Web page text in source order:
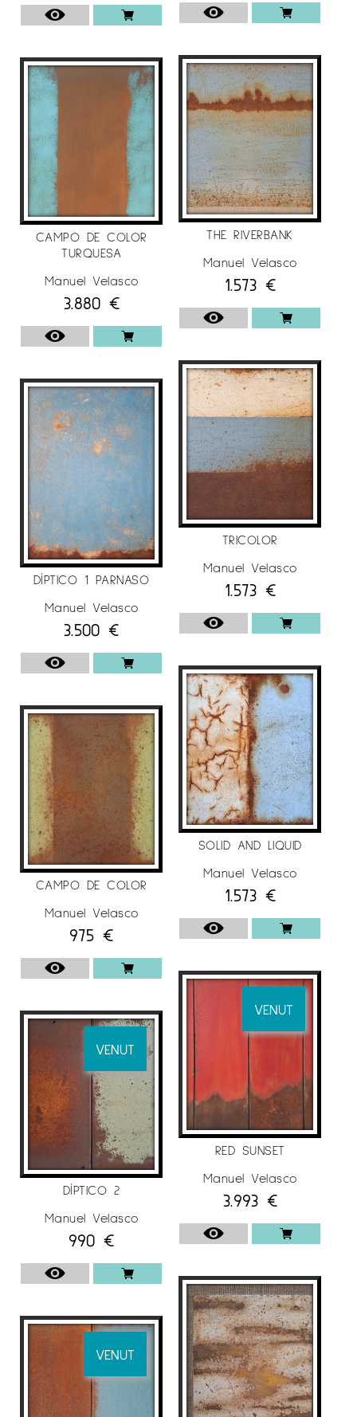
Centre Cultural Blanquerna (Madrid), Galeria
(Vigo), Galeria Sicart (Vilafranca del Penedès),
Gallery 55 (Bangkok, Tailàndia), Galeria Brocense
(Càceres), Galeria María Llanos (Càceres),
Col·legi Oficial d’Arquitectes d’Extremadura
(Badajoz), Galeria Gresol (Madrid).
Per a més informació de l’artistaManuel
Velasco
Espai Cavallers Gallery
CAMPO DE COLOR
TURQUESA
Manuel Velasco
3.880 €
DÍPTICO 1 PARNASO
Manuel Velasco
3.500 €
CAMPO DE COLOR
Manuel Velasco
975 €
VENUT
DÍPTICO 2
Manuel Velasco
990 €
VENUT
THE RIVERBANK
Manuel Velasco
1.573 €
TRICOLOR
Manuel Velasco
1.573 €
SOLID AND LIQUID
Manuel Velasco
1.573 €
VENUT
RED SUNSET
Manuel Velasco
3.993 €